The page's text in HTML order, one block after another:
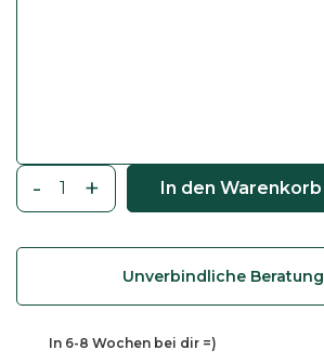
-
s
i
+ In den Warenkorb
Unverbindliche Beratung
In 6-8 Wochen bei dir =)